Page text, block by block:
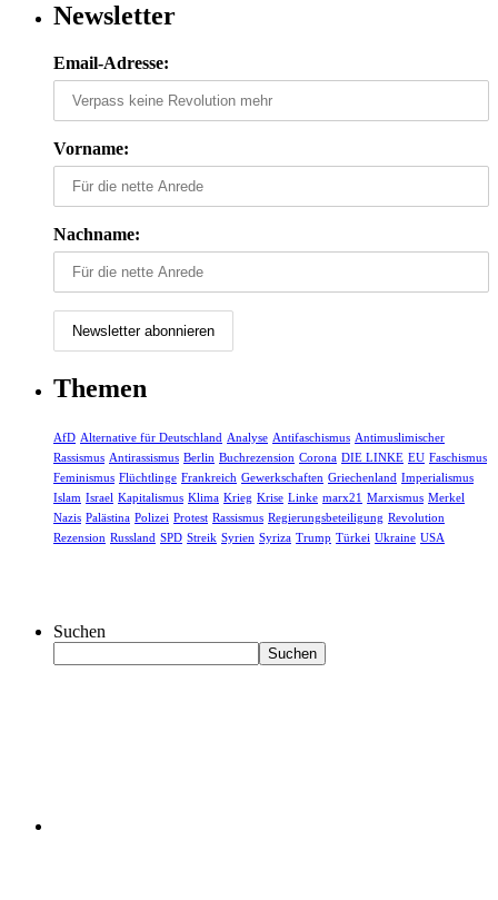
Newsletter
Email-Adresse:
Vorname:
Nachname:
Themen
AfD Alternative für Deutschland Analyse Antifaschismus Antimuslimischer
Rassismus Antirassismus Berlin Buchrezension Corona DIE LINKE EU Faschismus
Feminismus Flüchtlinge Frankreich Gewerkschaften Griechenland Imperialismus
Islam Israel Kapitalismus Klima Krieg Krise Linke marx21 Marxismus Merkel
Nazis Palästina Polizei Protest Rassismus Regierungsbeteiligung Revolution
Rezension Russland SPD Streik Syrien Syriza Trump Türkei Ukraine USA
Suchen
Suchen